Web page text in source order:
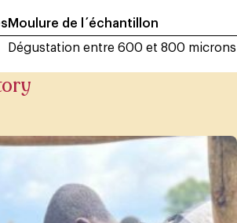
Moulure de l´échantillon
Dégustation entre 600 et 800 microns